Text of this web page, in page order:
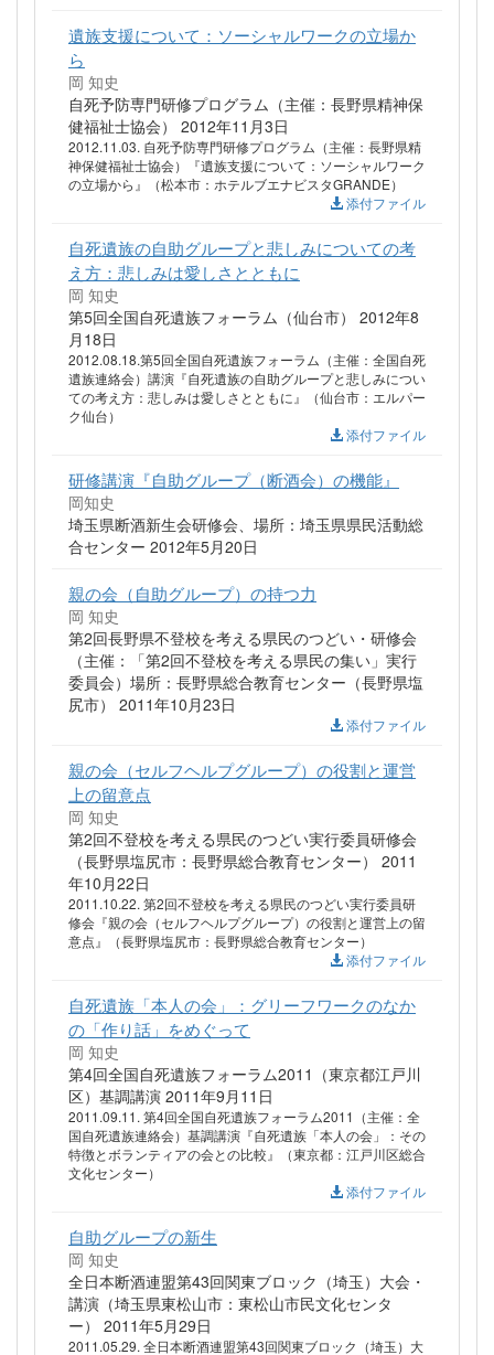
遺族支援について：ソーシャルワークの立場か
ら
岡 知史
自死予防専門研修プログラム（主催：長野県精神保
健福祉士協会） 2012年11月3日
2012.11.03. 自死予防専門研修プログラム（主催：長野県精
神保健福祉士協会）『遺族支援について：ソーシャルワーク
の立場から』（松本市：ホテルブエナビスタGRANDE）
添付ファイル
自死遺族の自助グループと悲しみについての考
え方：悲しみは愛しさとともに
岡 知史
第5回全国自死遺族フォーラム（仙台市） 2012年8
月18日
2012.08.18.第5回全国自死遺族フォーラム（主催：全国自死
遺族連絡会）講演『自死遺族の自助グループと悲しみについ
ての考え方：悲しみは愛しさとともに』（仙台市：エルパー
ク仙台）
添付ファイル
研修講演『自助グループ（断酒会）の機能』
岡知史
埼玉県断酒新生会研修会、場所：埼玉県県民活動総
合センター 2012年5月20日
親の会（自助グループ）の持つ力
岡 知史
第2回長野県不登校を考える県民のつどい・研修会
（主催：「第2回不登校を考える県民の集い」実行
委員会）場所：長野県総合教育センター（長野県塩
尻市） 2011年10月23日
添付ファイル
親の会（セルフヘルプグループ）の役割と運営
上の留意点
岡 知史
第2回不登校を考える県民のつどい実行委員研修会
（長野県塩尻市：長野県総合教育センター） 2011
年10月22日
2011.10.22. 第2回不登校を考える県民のつどい実行委員研
修会『親の会（セルフヘルプグループ）の役割と運営上の留
意点』（長野県塩尻市：長野県総合教育センター）
添付ファイル
自死遺族「本人の会」：グリーフワークのなか
の「作り話」をめぐって
岡 知史
第4回全国自死遺族フォーラム2011（東京都江戸川
区）基調講演 2011年9月11日
2011.09.11. 第4回全国自死遺族フォーラム2011（主催：全
国自死遺族連絡会）基調講演『自死遺族「本人の会」：その
特徴とボランティアの会との比較』（東京都：江戸川区総合
文化センター）
添付ファイル
自助グループの新生
岡 知史
全日本断酒連盟第43回関東ブロック（埼玉）大会・
講演（埼玉県東松山市：東松山市民文化センタ
ー） 2011年5月29日
2011.05.29. 全日本断酒連盟第43回関東ブロック（埼玉）大